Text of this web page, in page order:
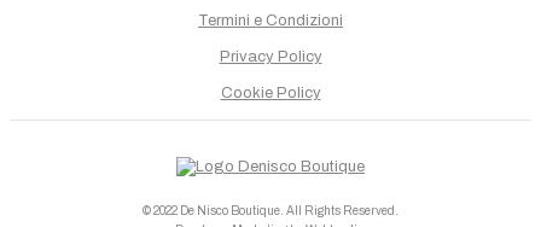
Termini e Condizioni
Privacy Policy
Cookie Policy
© 2022 De Nisco Boutique. All Rights Reserved.